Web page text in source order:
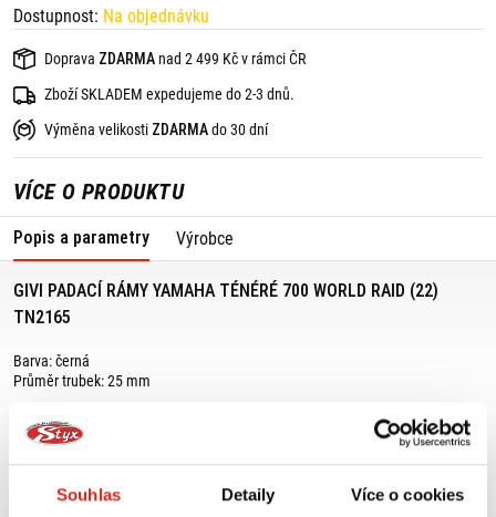
Souhlas Detaily Více o cookies
Dostupnost: Na objednávku
Doprava ZDARMA nad 2 499 Kč v rámci ČR
Zboží SKLADEM expedujeme do 2-3 dnů.
Výměna velikosti ZDARMAdo 30 dní
VÍCE O PRODUKTU
Popis a parametry Výrobce
GIVI PADACÍ RÁMY YAMAHA TÉNÉRÉ 700 WORLD RAID (22)
TN2165
Barva: černá
Průměr trubek: 25 mm
Výrobce doporučuje montáž v odborném servisu.
Yamaha Ténéré 700 World Raid (22)